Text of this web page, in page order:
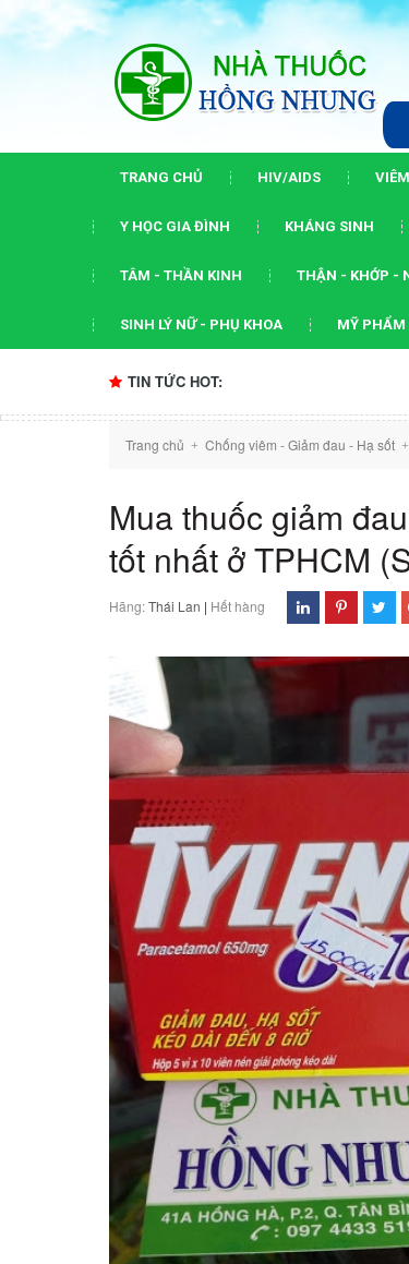
TRANG CHỦ HIV/AIDS
Y HỌC GIA ĐÌNH KHÁNG SINH
TÂM - THẦN KINH THẬN - KHỚP -
SINH LÝ NỮ - PHỤ KHOA MỸ PHẨM
TIN TỨC HOT:
Trang chủ + Chống viêm - Giảm đau - Hạ sốt +
Mua thuốc giảm
tốt nhất ở TPHCM
Hãng:Thái Lan | Hết hàng